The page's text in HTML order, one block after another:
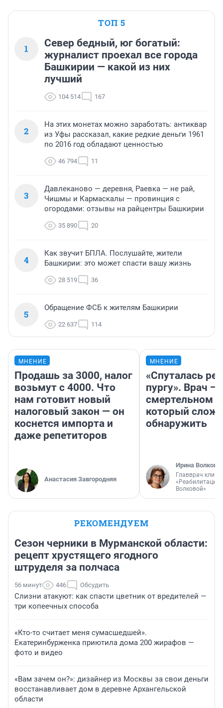
ТОП 5
1
Север бедный, юг богатый:
журналист проехал все города
Башкирии — какой из них
лучший
104 514 167
2
На этих монетах можно заработать: антиквар
из Уфы рассказал, какие редкие деньги 1961
по 2016 год обладают ценностью
46 794 11
3
Давлеканово — деревня, Раевка — не рай,
Чишмы и Кармаскалы — провинция с
огородами: отзывы на райцентры Башкирии
35 890 20
4
Как звучит БПЛА. Послушайте, жители
Башкирии: это может спасти вашу жизнь
28 519 36
5
Обращение ФСБ к жителям Башкирии
22 637 114
МНЕНИЕ
Продашь за 3000, налог
возьмут с 4000. Что
нам готовит новый
налоговый закон — он
коснется импорта и
даже репетиторов
Анастасия Завгородняя
МНЕНИЕ
«Спуталась
пургу». Врач —
смертельном
который
обнаружить
Ирина Волкова
Главврач
«Реабилитация
Волковой»
РЕКОМЕНДУЕМ
Сезон черники в Мурманской области:
рецепт хрустящего ягодного
штруделя за полчаса
56 минут 446 Обсудить
Слизни атакуют: как спасти цветник от вредителей —
три копеечных способа
«Кто-то считает меня сумасшедшей».
Екатеринбурженка приютила дома 200 жирафов —
фото и видео
«Вам зачем он?»: дизайнер из Москвы за свои деньги
восстанавливает дом в деревне Архангельской
области